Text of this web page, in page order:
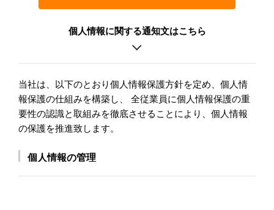
個人情報に関する通知文はこちら
当社は、以下のとおり個人情報保護方針を定め、個人情
報保護の仕組みを構築し、 全従業員に個人情報保護の重
要性の認識と取組みを徹底させることにより、個人情報
の保護を推進致します。
個人情報の管理
当社は、お客さまの個人情報を正確かつ最新の状態に